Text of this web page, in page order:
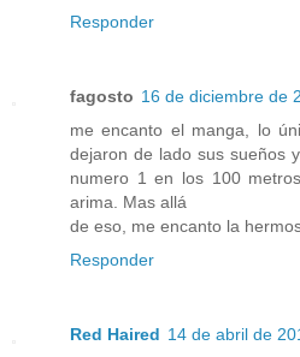
Responder
fagosto 16 de diciembre de
me encanto el manga, lo
dejaron de lado sus sueños
numero 1 en los 100
arima. Mas allá
de eso, me encanto la
Responder
Red Haired 14 de abril de